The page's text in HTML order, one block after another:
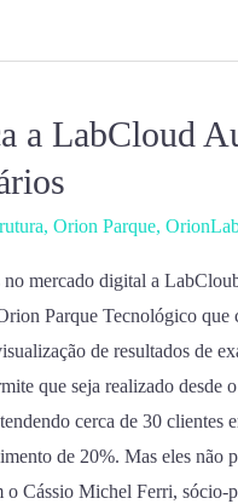
a LabCloud
, Orion Parque,
no mercado digital a
Parque Tecnológico
de resultados de
que seja realizado desde
cerca de 30 clientes
de 20%. Mas eles não
o Cássio Michel Ferri,